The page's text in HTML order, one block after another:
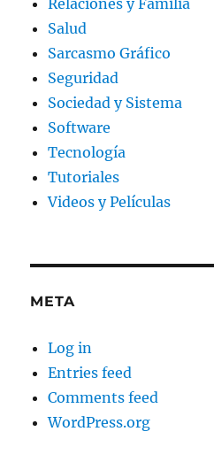
Relaciones y Familia
Salud
Sarcasmo Gráfico
Seguridad
Sociedad y Sistema
Software
Tecnología
Tutoriales
Videos y Películas
META
Log in
Entries feed
Comments feed
WordPress.org